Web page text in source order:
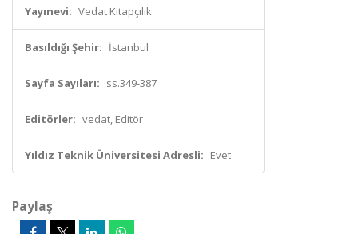
Yayınevi: Vedat Kitapçılık
Basıldığı Şehir: İstanbul
Sayfa Sayıları: ss.349-387
Editörler: vedat, Editör
Yıldız Teknik Üniversitesi Adresli: Evet
Paylaş